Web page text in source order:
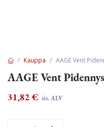
Kauppa AAGE Vent
AAGE Vent
31,82€ sis. ALV